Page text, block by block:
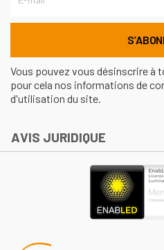
Vous pouvez vous désinscrire à
pour cela nos informations de
d'utilisation du site.
AVIS JURIDIQUE